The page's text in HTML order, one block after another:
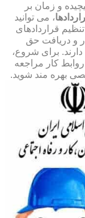
و زمان بر
، می توانید
قراردادهای
و دریافت حق
برای شروع،
کار مراجعه
بهره مند شوید.